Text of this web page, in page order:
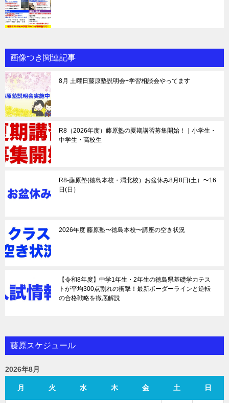
画像つき関連記事
8月 土曜日藤原塾説明会+学習相談会やってます
R8（2026年度）藤原塾の夏期講習募集開始！｜小学生・
中学生・高校生
R8-藤原塾(徳島本校・渭北校）お盆休み8月8日(土）〜16
日(日）
2026年度 藤原塾〜徳島本校〜講座の空き状況
【令和8年度】中学1年生・2年生の徳島県基礎学力テス
トが平均300点割れの衝撃！最新ボーダーラインと逆転
の合格戦略を徹底解説
藤原スケジュール
2026年8月
月 火 水 木 金 土 日